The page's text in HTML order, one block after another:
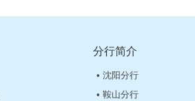
分行简介
• 沈阳分行
• 鞍山分行